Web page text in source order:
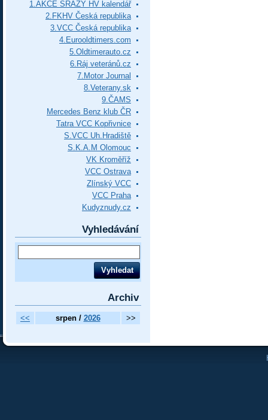
1.AKCE SRAZY HV kalendář
2.FKHV Česká republika
3.VCC Česká republika
4.Eurooldtimers.com
5.Oldtimerauto.cz
6.Ráj veteránů.cz
7.Motor Journal
8.Veterany.sk
9.ČAMS
Mercedes Benz klub ČR
Tatra VCC Kopřivnice
S.VCC Uh.Hradiště
S.K.A.M Olomouc
VK Kroměříž
VCC Ostrava
Zlínský VCC
VCC Praha
Kudyznudy.cz
Vyhledávání
Archiv
<< srpen / 2026 >>